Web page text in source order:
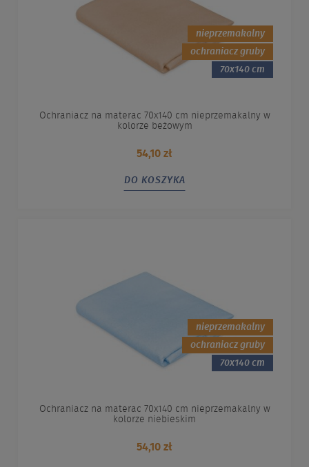
nieprzemakalny
ochraniacz gruby
70x140 cm
Ochraniacz na materac 70x140 cm nieprzemakalny w
kolorze beżowym
54,10 zł
DO KOSZYKA
nieprzemakalny
ochraniacz gruby
70x140 cm
Ochraniacz na materac 70x140 cm nieprzemakalny w
kolorze niebieskim
54,10 zł